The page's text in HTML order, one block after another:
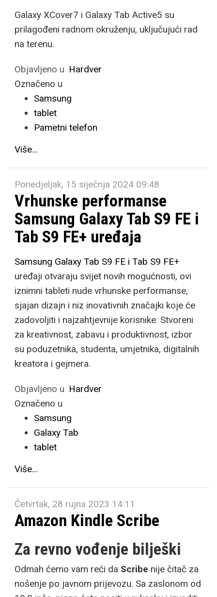
Galaxy XCover7 i Galaxy Tab Active5 su
prilagođeni radnom okruženju, uključujući rad
na terenu.
Objavljeno u Hardver
Označeno u
Samsung
tablet
Pametni telefon
Više...
Ponedjeljak, 15 siječnja 2024 09:48
Vrhunske performanse
Samsung Galaxy Tab S9 FE i
Tab S9 FE+ uređaja
Samsung Galaxy Tab S9 FE i Tab S9 FE+
uređaji otvaraju svijet novih mogućnosti, ovi
iznimni tableti nude vrhunske performanse,
sjajan dizajn i niz inovativnih značajki koje će
zadovoljiti i najzahtjevnije korisnike. Stvoreni
za kreativnost, zabavu i produktivnost, izbor
su poduzetnika, studenta, umjetnika, digitalnih
kreatora i gejmera.
Objavljeno u Hardver
Označeno u
Samsung
Galaxy Tab
tablet
Više...
Četvrtak, 28 rujna 2023 14:11
Amazon Kindle Scribe
Za revno vođenje bilješki
Odmah ćemo vam reći da Scribe nije čitač za
nošenje po javnom prijevozu. Sa zaslonom od